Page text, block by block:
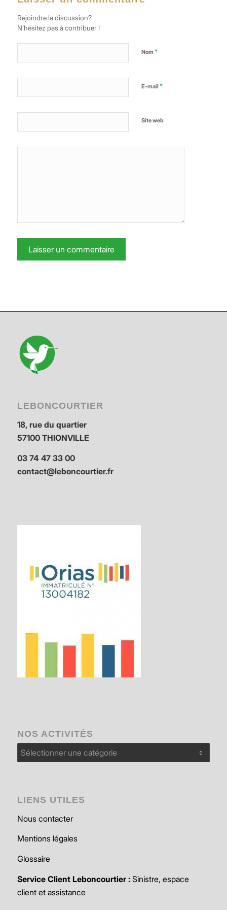
Rejoindre la discussion?
N’hésitez pas à contribuer !
Nom*
E-mail*
Site web
LEBONCOURTIER
18, rue du quartier
57100 THIONVILLE
03 74 47 33 00
contact@leboncourtier.fr
NOS ACTIVITÉS
Nos
activités
LIENS UTILES
Nous contacter
Mentions légales
Glossaire
Service Client Leboncourtier :Sinistre, espace
client et assistance